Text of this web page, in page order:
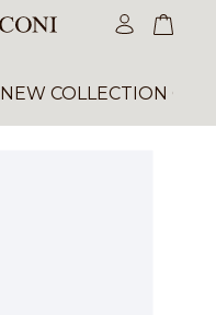
NEW COLLECTION